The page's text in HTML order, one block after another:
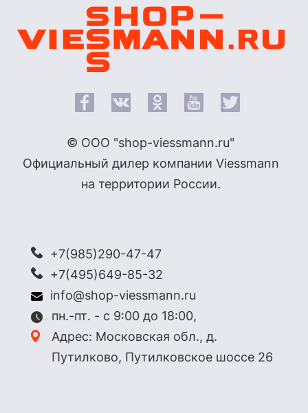
© ООО "shop-viessmann.ru"
Официальный дилер компании Viessmann
на территории России.
+7(985)290-47-47
+7(495)649-85-32
info@shop-viessmann.ru
пн.-пт. - с 9:00 до 18:00,
Адрес: Московская обл., д.
Путилково, Путилковское шоссе 26